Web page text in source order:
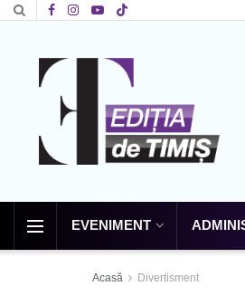
EVENIMENT
Acasă Divertisment